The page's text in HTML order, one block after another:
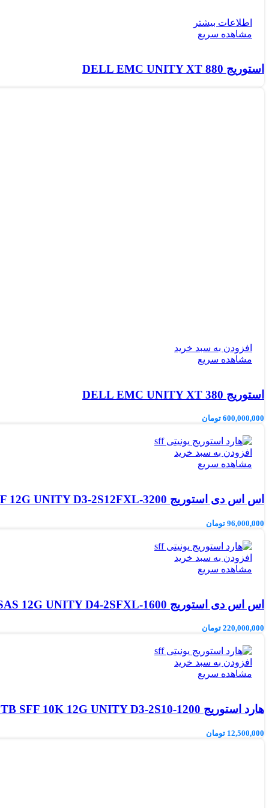
اطلاعات بیشتر
مشاهده سریع
استوریج DELL EMC UNITY XT 880
افزودن به سبد خرید
مشاهده سریع
استوریج DELL EMC UNITY XT 380
600,000,000 تومان
افزودن به سبد خرید
مشاهده سریع
اس اس دی استوریج DELL EMC 3.2TB SFF 12G UNITY D3-2S12FXL-3200
96,000,000 تومان
افزودن به سبد خرید
مشاهده سریع
اس اس دی استوریج DELL EMC 1.6TB SFF SAS 12G UNITY D4-2SFXL-1600
220,000,000 تومان
افزودن به سبد خرید
مشاهده سریع
هارد استوریج DELL EMC 1.2TB SFF 10K 12G UNITY D3-2S10-1200
12,500,000 تومان